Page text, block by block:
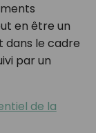
en être un
le cadre
par un
de la